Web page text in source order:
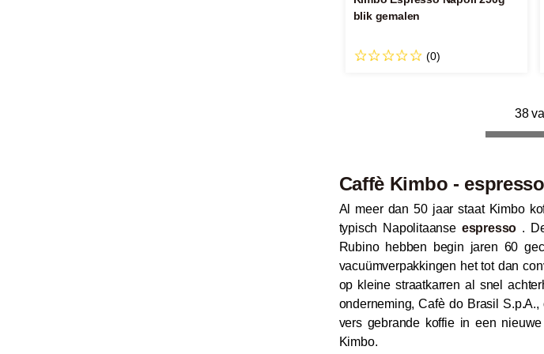
blik gemalen
(0)
38
Caffè Kimbo -
Al meer dan 50 jaar staat Kimbo
typisch Napolitaanse espresso .
Rubino hebben begin jaren 60
vacuümverpakkingen het tot dan
op kleine straatkarren al snel
onderneming, Cafè do Brasil
vers gebrande koffie in een
Kimbo.